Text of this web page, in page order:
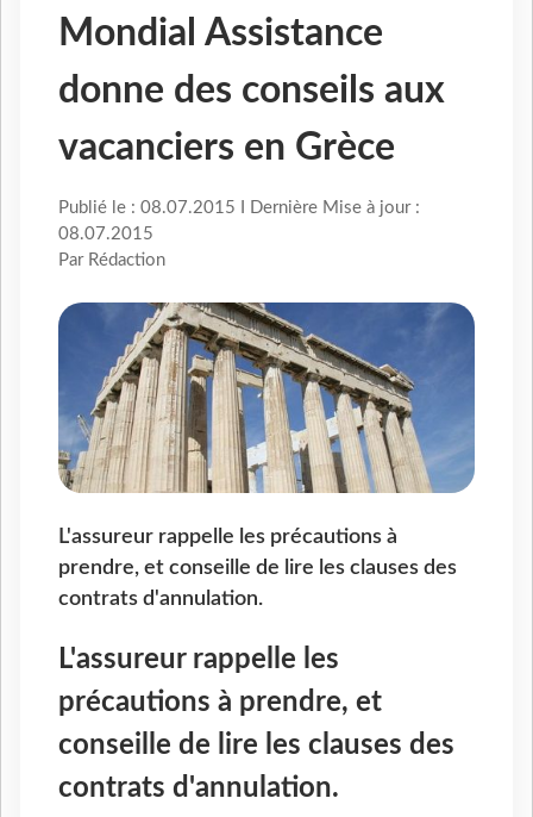
Mondial Assistance
donne des conseils aux
vacanciers en Grèce
Publié le : 08.07.2015 I Dernière Mise à jour :
08.07.2015
Par Rédaction
L'assureur rappelle les précautions à
prendre, et conseille de lire les clauses des
contrats d'annulation.
L'assureur rappelle les
précautions à prendre, et
conseille de lire les clauses des
contrats d'annulation.